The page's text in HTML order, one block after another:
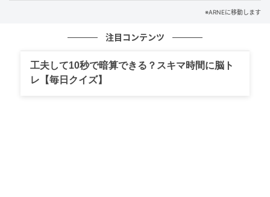
画像：ゆりちゃん
※ARNEに移動します
注目コンテンツ
工夫して10秒で暗算できる？スキマ時間に脳ト
レ【毎日クイズ】